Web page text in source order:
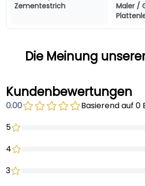
Zementestrich
Maler /
Die Meinung
Kundenbewertungen
0.00
Basierend auf 0
5
4
3